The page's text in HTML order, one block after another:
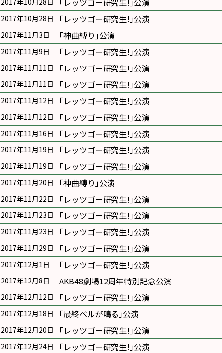
2017年10月28日 ｢レッツゴー研究生!｣公演
2017年10月28日 ｢レッツゴー研究生!｣公演
2017年11月3日 ｢神曲縛り｣公演
2017年11月9日 ｢レッツゴー研究生!｣公演
2017年11月11日 ｢レッツゴー研究生!｣公演
2017年11月11日 ｢レッツゴー研究生!｣公演
2017年11月12日 ｢レッツゴー研究生!｣公演
2017年11月12日 ｢レッツゴー研究生!｣公演
2017年11月16日 ｢レッツゴー研究生!｣公演
2017年11月19日 ｢レッツゴー研究生!｣公演
2017年11月19日 ｢レッツゴー研究生!｣公演
2017年11月20日 ｢神曲縛り｣公演
2017年11月22日 ｢レッツゴー研究生!｣公演
2017年11月23日 ｢レッツゴー研究生!｣公演
2017年11月23日 ｢レッツゴー研究生!｣公演
2017年11月29日 ｢レッツゴー研究生!｣公演
2017年12月1日 ｢レッツゴー研究生!｣公演
2017年12月8日 AKB48劇場12周年特別記念公演
2017年12月12日 ｢レッツゴー研究生!｣公演
2017年12月18日 ｢最終ベルが鳴る｣公演
2017年12月20日 ｢レッツゴー研究生!｣公演
2017年12月24日 ｢レッツゴー研究生!｣公演